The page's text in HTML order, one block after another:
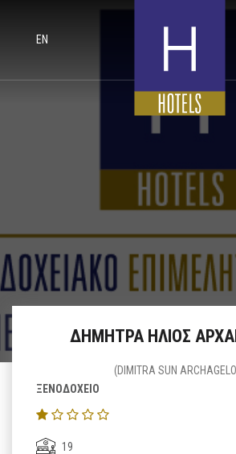
EN
ΔΗΜΗΤΡΑ ΗΛΙΟΣ
(DIMITRA SUN
ΞΕΝΟΔΟΧΕΙΟ
19